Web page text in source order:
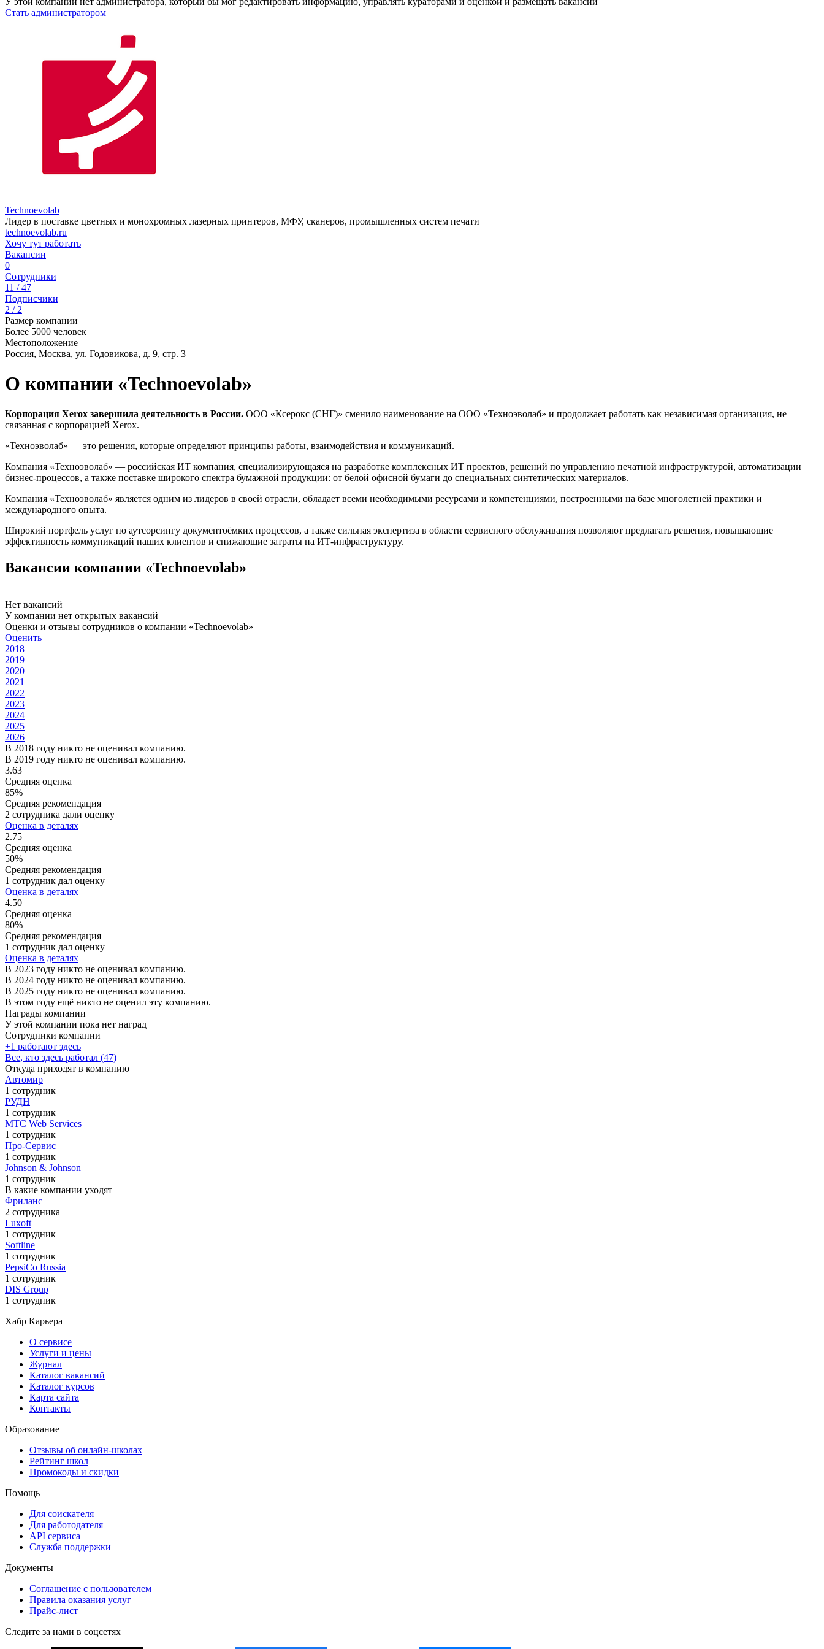
Стать администратором
Technoevolab
Лидер в поставке цветных и монохромных лазерных принтеров, МФУ, сканеров, промышленных систем печати
technoevolab.ru
Хочу тут работать
Вакансии
0
Сотрудники
11 / 47
Подписчики
2 / 2
Размер компании
Более 5000 человек
Местоположение
Россия, Москва, ул. Годовикова, д. 9, стр. 3
О компании «Technoevolab»
Корпорация Xerox завершила деятельность в России. ООО «Ксерокс (СНГ)» сменило наименование на ООО «Техноэволаб» и продолжает работать как независимая организация, не
связанная с корпорацией Xerox.
«Техноэволаб» — это решения, которые определяют принципы работы, взаимодействия и коммуникаций.
Компания «Техноэволаб» — российская ИТ компания, специализирующаяся на разработке комплексных ИТ проектов, решений по управлению печатной инфраструктурой, автоматизации
бизнес-процессов, а также поставке широкого спектра бумажной продукции: от белой офисной бумаги до специальных синтетических материалов.
Компания «Техноэволаб» является одним из лидеров в своей отрасли, обладает всеми необходимыми ресурсами и компетенциями, построенными на базе многолетней практики и
международного опыта.
Широкий портфель услуг по аутсорсингу документоёмких процессов, а также сильная экспертиза в области сервисного обслуживания позволяют предлагать решения, повышающие
эффективность коммуникаций наших клиентов и снижающие затраты на ИТ-инфраструктуру.
Вакансии компании «Technoevolab»
Нет вакансий
У компании нет открытых вакансий
Оценки и отзывы сотрудников о компании «Technoevolab»
Оценить
2018
2019
2020
2021
2022
2023
2024
2025
2026
В 2018 году никто не оценивал компанию.
В 2019 году никто не оценивал компанию.
3.63
Средняя оценка
85%
Средняя рекомендация
2 сотрудника дали оценку
Оценка в деталях
2.75
Средняя оценка
50%
Средняя рекомендация
1 сотрудник дал оценку
Оценка в деталях
4.50
Средняя оценка
80%
Средняя рекомендация
1 сотрудник дал оценку
Оценка в деталях
В 2023 году никто не оценивал компанию.
В 2024 году никто не оценивал компанию.
В 2025 году никто не оценивал компанию.
В этом году ещё никто не оценил эту компанию.
Награды компании
У этой компании пока нет наград
Сотрудники компании
+1 работают здесь
Все, кто здесь работал (47)
Откуда приходят в компанию
Автомир
1 сотрудник
РУДН
1 сотрудник
МТС Web Services
1 сотрудник
Про-Сервис
1 сотрудник
Johnson & Johnson
1 сотрудник
В какие компании уходят
Фриланс
2 сотрудника
Luxoft
1 сотрудник
Softline
1 сотрудник
PepsiCo Russia
1 сотрудник
DIS Group
1 сотрудник
Хабр Карьера
О сервисе
Услуги и цены
Журнал
Каталог вакансий
Каталог курсов
Карта сайта
Контакты
Образование
Отзывы об онлайн-школах
Рейтинг школ
Промокоды и скидки
Помощь
Для соискателя
Для работодателя
API сервиса
Служба поддержки
Документы
Соглашение с пользователем
Правила оказания услуг
Прайс-лист
Следите за нами в соцсетях